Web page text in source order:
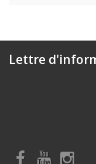
Lettre